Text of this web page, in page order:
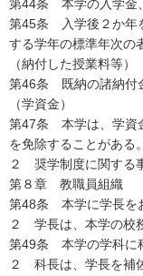
第44条 本学の入学金
第45条 入学後２か年
する学年の標準年次の
（納付した授業料等）
第46条 既納の諸納付
（学資金）
第47条 本学は、学資
を免除することがある。
２ 奨学制度に関する
第８章 教職員組織
第48条 本学に学長を
２ 学長は、本学の校
第49条 本学の学科に
２ 科長は、学長を補